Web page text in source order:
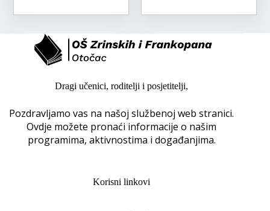
Dragi učenici, roditelji i posjetitelji,
Pozdravljamo vas na našoj službenoj web stranici.
Ovdje možete pronaći informacije o našim
programima, aktivnostima i događanjima.
Korisni linkovi